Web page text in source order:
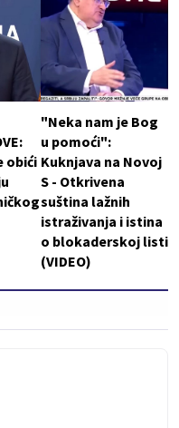
obići
"Neka nam je Bog
u pomoći":
Kuknjava na Novoj
S - Otkrivena
suština lažnih
istraživanja i istina
o blokaderskoj listi
(VIDEO)